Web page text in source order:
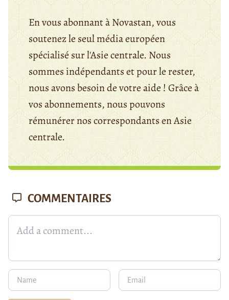
En vous abonnant à Novastan, vous
soutenez le seul média européen
spécialisé sur l'Asie centrale. Nous
sommes indépendants et pour le rester,
nous avons besoin de votre aide ! Grâce à
vos abonnements, nous pouvons
rémunérer nos correspondants en Asie
centrale.
COMMENTAIRES